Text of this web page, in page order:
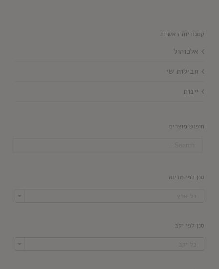
קטגוריות ראשיות
אלכוהול
חבילות שי
יינות
חיפוש מוצרים
סנן לפי מדינה
סנן לפי יקב